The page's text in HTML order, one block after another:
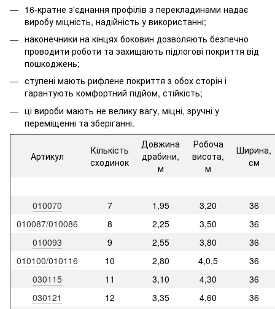
16-кратне з'єднання профілів з перекладинами надає
виробу міцність, надійність у використанні;
наконечники на кінцях боковин дозволяють безпечно
проводити роботи та захищають підлогові покриття від
пошкоджень;
ступені мають рифлене покриття з обох сторін і
гарантують комфортний підйом, стійкість;
ці вироби мають не велику вагу, міцні, зручні у
переміщенні та зберіганні.
Артикул
Кількість
сходинок
Довжина
драбини,
м
Робоча
висота,
м
Ширина,
см
010070 7 1,95 3,20
36
010087/010086
8 2,25 3,50
36
010093
9 2,55 3,80
36
010100/010116
10 2,80 4,0,5
36
030115
11 3,10 4,30
36
030121
12 3,35 4,60
36